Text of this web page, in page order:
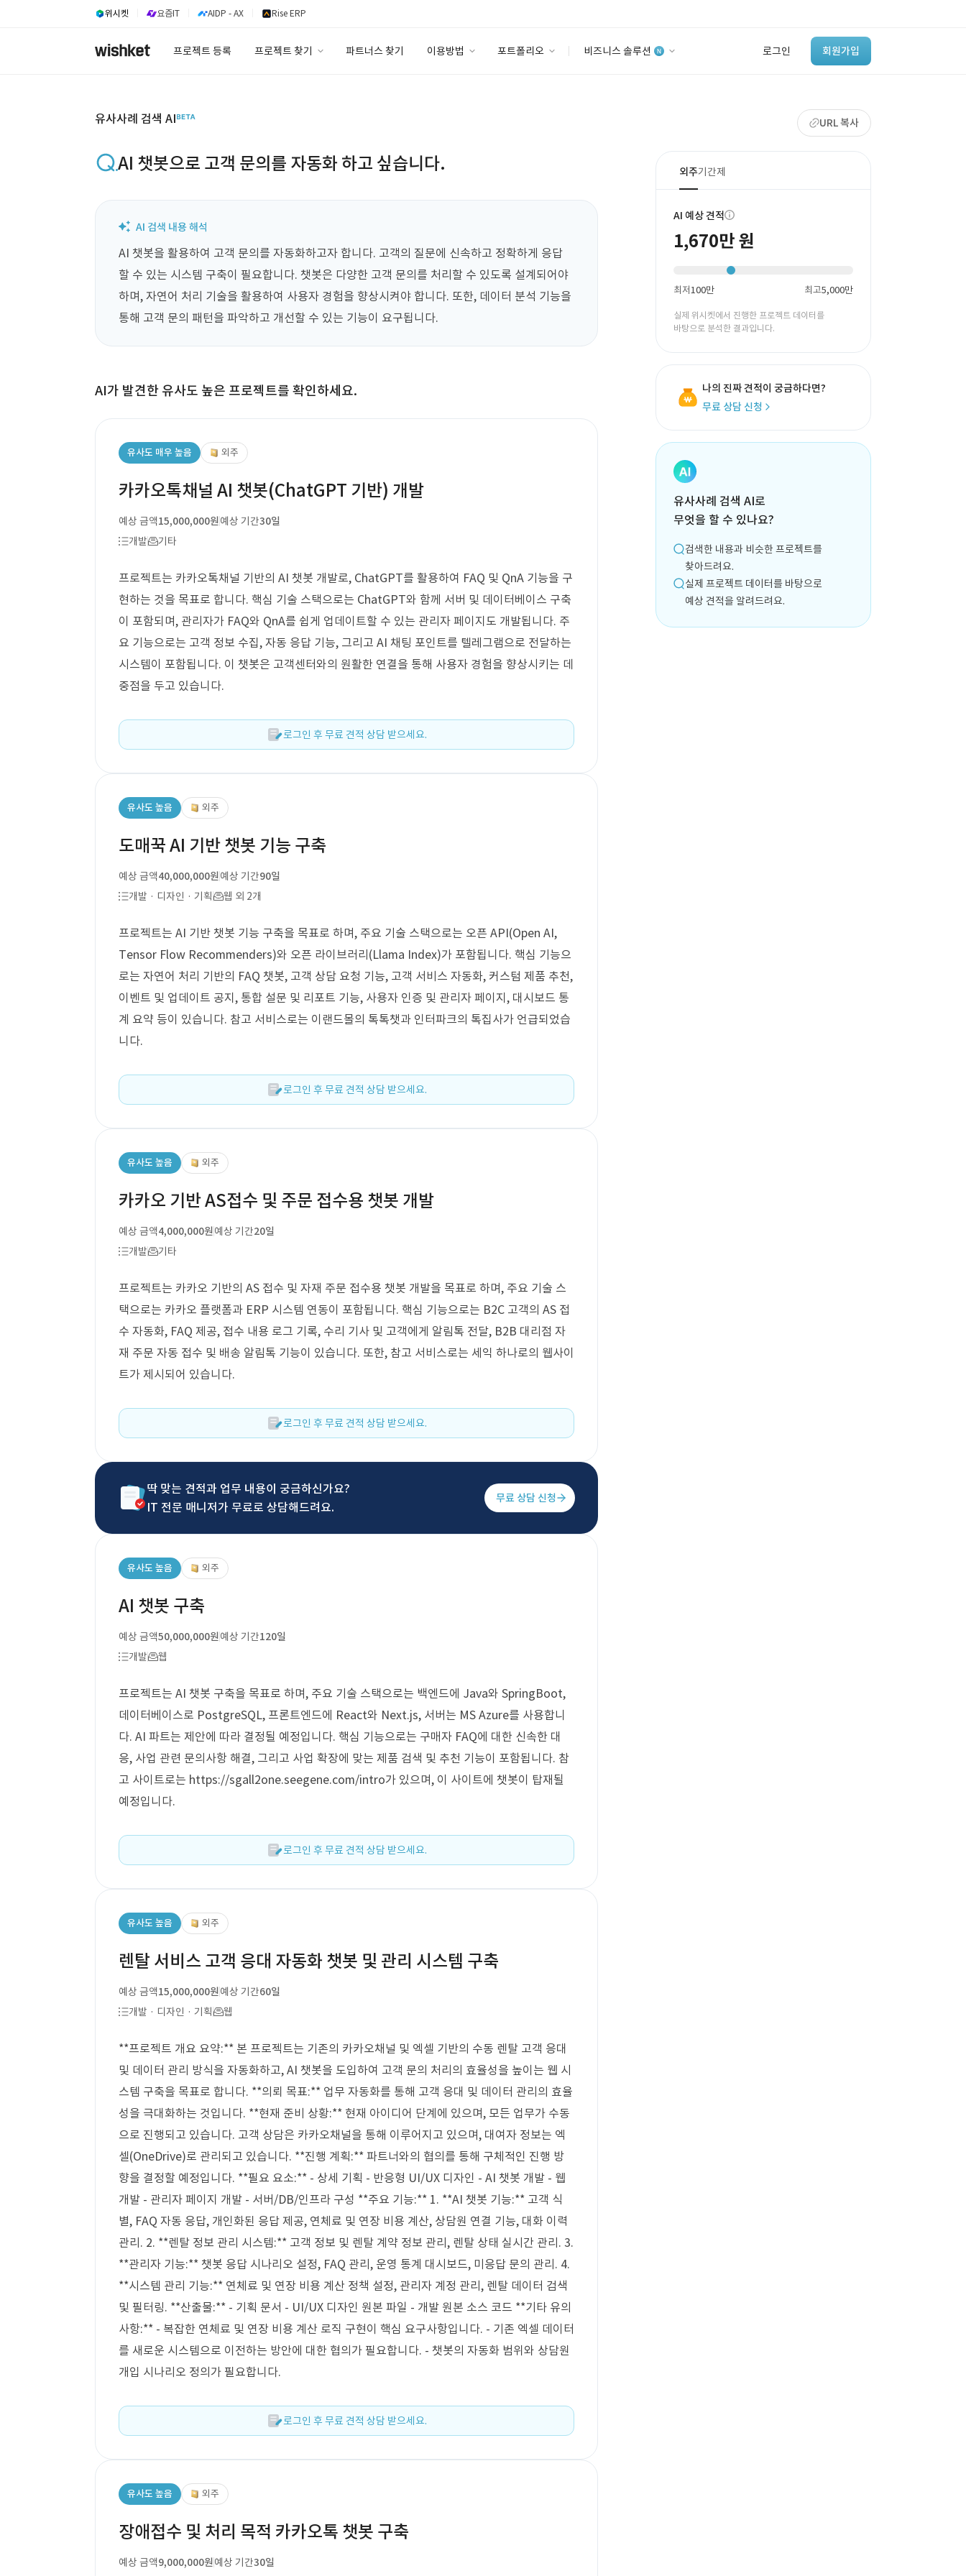
위시켓 요즘IT AIDP - AX Rise ERP
프로젝트 등록 프로젝트 찾기 파트너스 찾기 이용방법 포트폴리오 비즈니스 솔루션 로그인 회원가입
‘이런 거’ 만들어본
개발 회사 있어?
바로가기
유사사례 검색 AI URL 복사
AI 챗봇으로 고객 문의를 자동화 하고 싶습니다.
AI 챗봇을 활용하여 고객 문의를 자동화하고자 합니다. 고객의 질문에 신속하고 정확하게 응답
할 수 있는 시스템 구축이 필요합니다. 챗봇은 다양한 고객 문의를 처리할 수 있도록 설계되어야
하며, 자연어 처리 기술을 활용하여 사용자 경험을 향상시켜야 합니다. 또한, 데이터 분석 기능을
통해 고객 문의 패턴을 파악하고 개선할 수 있는 기능이 요구됩니다.
AI가 발견한 유사도 높은 프로젝트를 확인하세요.
유사도 매우 높음 외주
카카오톡채널 AI 챗봇(ChatGPT 기반) 개발
예상 금액15,000,000원예상 기간30일
개발
기타
프로젝트는 카카오톡채널 기반의 AI 챗봇 개발로, ChatGPT를 활용하여 FAQ 및 QnA 기능을 구
현하는 것을 목표로 합니다. 핵심 기술 스택으로는 ChatGPT와 함께 서버 및 데이터베이스 구축
이 포함되며, 관리자가 FAQ와 QnA를 쉽게 업데이트할 수 있는 관리자 페이지도 개발됩니다. 주
요 기능으로는 고객 정보 수집, 자동 응답 기능, 그리고 AI 채팅 포인트를 텔레그램으로 전달하는
시스템이 포함됩니다. 이 챗봇은 고객센터와의 원활한 연결을 통해 사용자 경험을 향상시키는 데
중점을 두고 있습니다.
로그인 후 무료 견적 상담 받으세요.
유사도 높음 외주
도매꾹 AI 기반 챗봇 기능 구축
예상 금액40,000,000원예상 기간90일
개발 · 디자인 · 기획
웹 외 2개
프로젝트는 AI 기반 챗봇 기능 구축을 목표로 하며, 주요 기술 스택으로는 오픈 API(Open AI,
Tensor Flow Recommenders)와 오픈 라이브러리(Llama Index)가 포함됩니다. 핵심 기능으
로는 자연어 처리 기반의 FAQ 챗봇, 고객 상담 요청 기능, 고객 서비스 자동화, 커스텀 제품 추천,
이벤트 및 업데이트 공지, 통합 설문 및 리포트 기능, 사용자 인증 및 관리자 페이지, 대시보드 통
계 요약 등이 있습니다. 참고 서비스로는 이랜드몰의 톡톡챗과 인터파크의 톡집사가 언급되었습
니다.
로그인 후 무료 견적 상담 받으세요.
유사도 높음 외주
카카오 기반 AS접수 및 주문 접수용 챗봇 개발
예상 금액4,000,000원예상 기간20일
개발
기타
프로젝트는 카카오 기반의 AS 접수 및 자재 주문 접수용 챗봇 개발을 목표로 하며, 주요 기술 스
택으로는 카카오 플랫폼과 ERP 시스템 연동이 포함됩니다. 핵심 기능으로는 B2C 고객의 AS 접
수 자동화, FAQ 제공, 접수 내용 로그 기록, 수리 기사 및 고객에게 알림톡 전달, B2B 대리점 자
재 주문 자동 접수 및 배송 알림톡 기능이 있습니다. 또한, 참고 서비스로는 세익 하나로의 웹사이
트가 제시되어 있습니다.
로그인 후 무료 견적 상담 받으세요.
딱 맞는 견적과 업무 내용이 궁금하신가요?
IT 전문 매니저가 무료로 상담해드려요.
무료 상담 신청
유사도 높음 외주
AI 챗봇 구축
예상 금액50,000,000원예상 기간120일
개발
웹
프로젝트는 AI 챗봇 구축을 목표로 하며, 주요 기술 스택으로는 백엔드에 Java와 SpringBoot,
데이터베이스로 PostgreSQL, 프론트엔드에 React와 Next.js, 서버는 MS Azure를 사용합니
다. AI 파트는 제안에 따라 결정될 예정입니다. 핵심 기능으로는 구매자 FAQ에 대한 신속한 대
응, 사업 관련 문의사항 해결, 그리고 사업 확장에 맞는 제품 검색 및 추천 기능이 포함됩니다. 참
고 사이트로는 https://sgall2one.seegene.com/intro가 있으며, 이 사이트에 챗봇이 탑재될
예정입니다.
로그인 후 무료 견적 상담 받으세요.
유사도 높음 외주
렌탈 서비스 고객 응대 자동화 챗봇 및 관리 시스템 구축
예상 금액15,000,000원예상 기간60일
개발 · 디자인 · 기획
웹
**프로젝트 개요 요약:** 본 프로젝트는 기존의 카카오채널 및 엑셀 기반의 수동 렌탈 고객 응대
및 데이터 관리 방식을 자동화하고, AI 챗봇을 도입하여 고객 문의 처리의 효율성을 높이는 웹 시
스템 구축을 목표로 합니다. **의뢰 목표:** 업무 자동화를 통해 고객 응대 및 데이터 관리의 효율
성을 극대화하는 것입니다. **현재 준비 상황:** 현재 아이디어 단계에 있으며, 모든 업무가 수동
으로 진행되고 있습니다. 고객 상담은 카카오채널을 통해 이루어지고 있으며, 대여자 정보는 엑
셀(OneDrive)로 관리되고 있습니다. **진행 계획:** 파트너와의 협의를 통해 구체적인 진행 방
향을 결정할 예정입니다. **필요 요소:** - 상세 기획 - 반응형 UI/UX 디자인 - AI 챗봇 개발 - 웹
개발 - 관리자 페이지 개발 - 서버/DB/인프라 구성 **주요 기능:** 1. **AI 챗봇 기능:** 고객 식
별, FAQ 자동 응답, 개인화된 응답 제공, 연체료 및 연장 비용 계산, 상담원 연결 기능, 대화 이력
관리. 2. **렌탈 정보 관리 시스템:** 고객 정보 및 렌탈 계약 정보 관리, 렌탈 상태 실시간 관리. 3.
**관리자 기능:** 챗봇 응답 시나리오 설정, FAQ 관리, 운영 통계 대시보드, 미응답 문의 관리. 4.
**시스템 관리 기능:** 연체료 및 연장 비용 계산 정책 설정, 관리자 계정 관리, 렌탈 데이터 검색
및 필터링. **산출물:** - 기획 문서 - UI/UX 디자인 원본 파일 - 개발 원본 소스 코드 **기타 유의
사항:** - 복잡한 연체료 및 연장 비용 계산 로직 구현이 핵심 요구사항입니다. - 기존 엑셀 데이터
를 새로운 시스템으로 이전하는 방안에 대한 협의가 필요합니다. - 챗봇의 자동화 범위와 상담원
개입 시나리오 정의가 필요합니다.
로그인 후 무료 견적 상담 받으세요.
유사도 높음 외주
장애접수 및 처리 목적 카카오톡 챗봇 구축
예상 금액9,000,000원예상 기간30일
외주기간제
AI 예상 견적
1,670만 원
최저100만 최고5,000만
실제 위시켓에서 진행한 프로젝트 데이터를
바탕으로 분석한 결과입니다.
나의 진짜 견적이 궁금하다면?
무료 상담 신청
유사사례 검색 AI로
무엇을 할 수 있나요?
검색한 내용과 비슷한 프로젝트를
찾아드려요.
실제 프로젝트 데이터를 바탕으로
예상 견적을 알려드려요.